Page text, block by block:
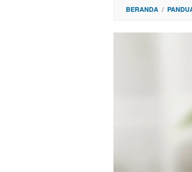
BERANDA /